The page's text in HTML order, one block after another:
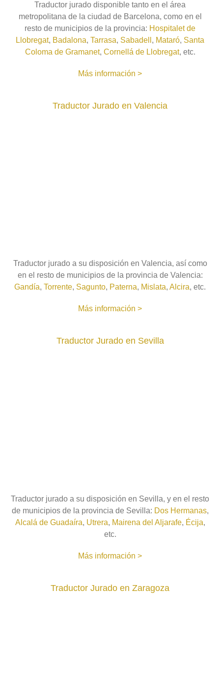
Traductor jurado disponible tanto en el área
metropolitana de la ciudad de Barcelona, como en el
resto de municipios de la provincia: Hospitalet de
Llobregat, Badalona, Tarrasa, Sabadell , Mataró, Santa
Coloma de Gramanet, Cornellá de Llobregat, etc.
Más información >
Traductor Jurado en Valencia
Traductor jurado a su disposición en Valencia, así como
en el resto de municipios de la provincia de Valencia:
Gandía, Torrente, Sagunto, Paterna, Mislata, Alcira, etc.
Más información >
Traductor Jurado en Sevilla
Traductor jurado a su disposición en Sevilla, y en el resto
de municipios de la provincia de Sevilla: Dos Hermanas,
Alcalá de Guadaíra, Utrera, Mairena del Aljarafe, Écija,
etc.
Más información >
Traductor Jurado en Zaragoza